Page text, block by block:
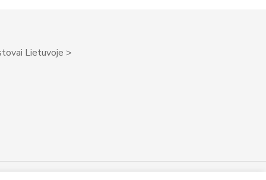
Lietuvoje >